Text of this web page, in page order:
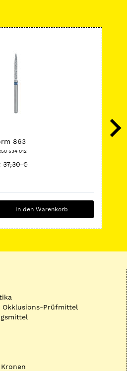
863
534 012
37,30 €
In den Warenkorb
Prüfmittel